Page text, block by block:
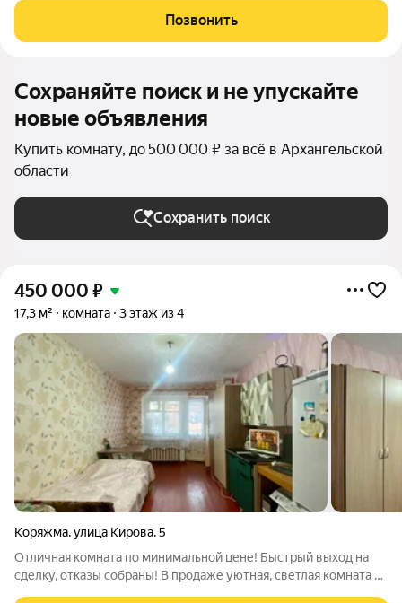
застекленный балкон! В квартире имеется раздельный
санузел с душем, общая электроплита, есть
Позвонить
Сохраняйте поиск и не упускайте
новые объявления
Купить комнату, до 500 000 ₽ за всё в Архангельской
области
Сохранить поиск
450 000 ₽
17,3 м² комната 3 этаж из 4
Коряжма,улица Кирова,5
Отличная комната по минимальной цене! Быстрый выход на
сделку, отказы собраны! В продаже уютная, светлая комната в